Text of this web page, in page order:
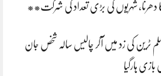
دھرنا، شہریوں کی بڑی تعداد کی شرکت**
ٹرین کی زد میں آکر چالیس سالہ شخص جان
بازی ہارگیا